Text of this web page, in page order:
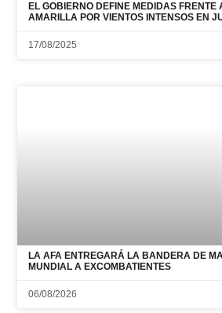
EL GOBIERNO DEFINE MEDIDAS FRENTE
AMARILLA POR VIENTOS INTENSOS EN
17/08/2025
LA AFA ENTREGARÁ LA BANDERA DE
MUNDIAL A EXCOMBATIENTES
06/08/2026